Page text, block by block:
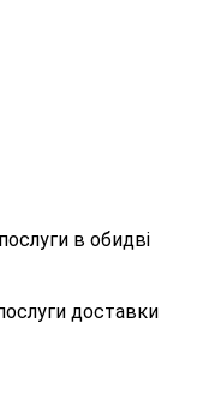
в обидві
доставки